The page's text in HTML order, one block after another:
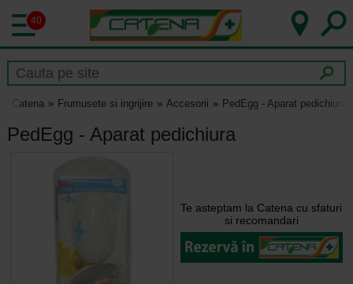
40
Catena Frumusete si ingrijire Accesorii PedEgg - Aparat pedichiura
PedEgg - Aparat pedichiura
Te asteptam la Catena cu sfaturi
si recomandari